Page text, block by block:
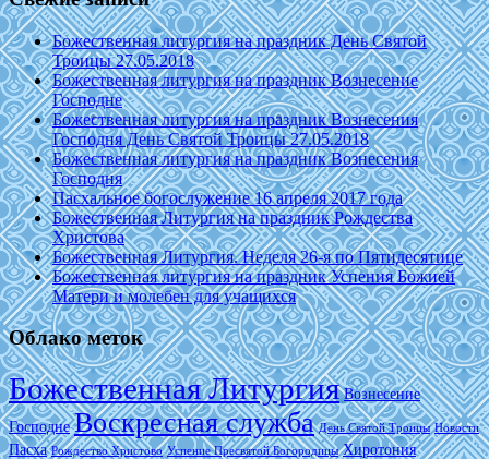
Божественная литургия на праздник День Святой
Троицы 27.05.2018
Божественная литургия на праздник Вознесение
Господне
Божественная литургия на праздник Вознесения
Господня День Святой Троицы 27.05.2018
Божественная литургия на праздник Вознесения
Господня
Пасхальное богослужение 16 апреля 2017 года
Божественная Литургия на праздник Рождества
Христова
Божественная Литургия. Неделя 26-я по Пятидесятице
Божественная литургия на праздник Успения Божией
Матери и молебен для учащихся
Облако меток
Божественная Литургия Вознесение
Господне Воскресная служба День Святой Троицы Новости
Пасха Рождество Христово Успение Пресвятой Богородицы Хиротония